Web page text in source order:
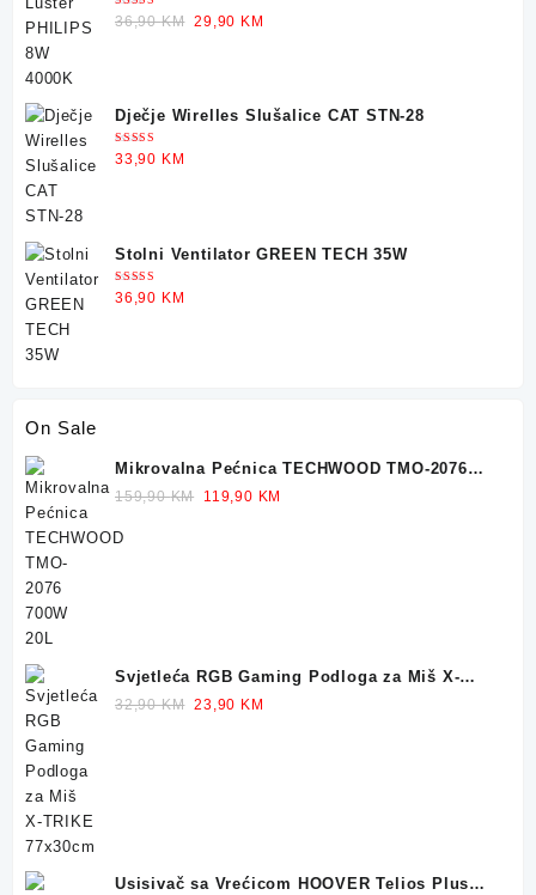
Ocjenjeno
5.00od 5
36,90KM Original
29,90 KM
Dječje Wirelles Slušalice CAT STN-28
Ocjenjeno
5.00od 5
33,90 KM
Stolni Ventilator GREEN TECH 35W
Ocjenjeno
5.00od 5
36,90 KM
On Sale
Mikrovalna Pećnica TECHWOOD TMO-2076
700W 20L
159,90KM
Original
119,90 KM
Svjetleća RGB Gaming Podloga za Miš X-
TRIKE 77x30cm
32,90KM Original
23,90 KM
Usisivač sa Vrećicom HOOVER Telios Plus